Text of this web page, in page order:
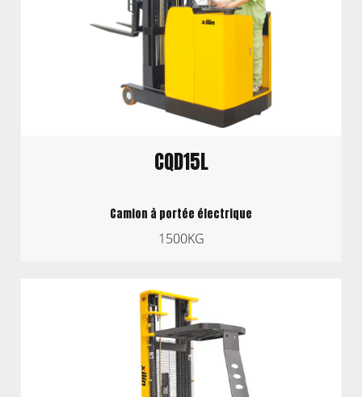
CQD15L
Camion à portée électrique
1500KG